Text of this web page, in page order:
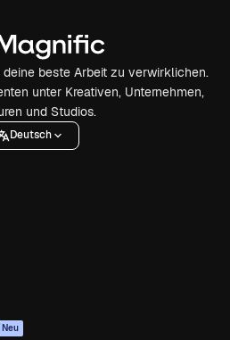
beste Arbeit zu verwirklichen.
unter Kreativen, Unternehmen,
und Studios.
Deutsch
Neu